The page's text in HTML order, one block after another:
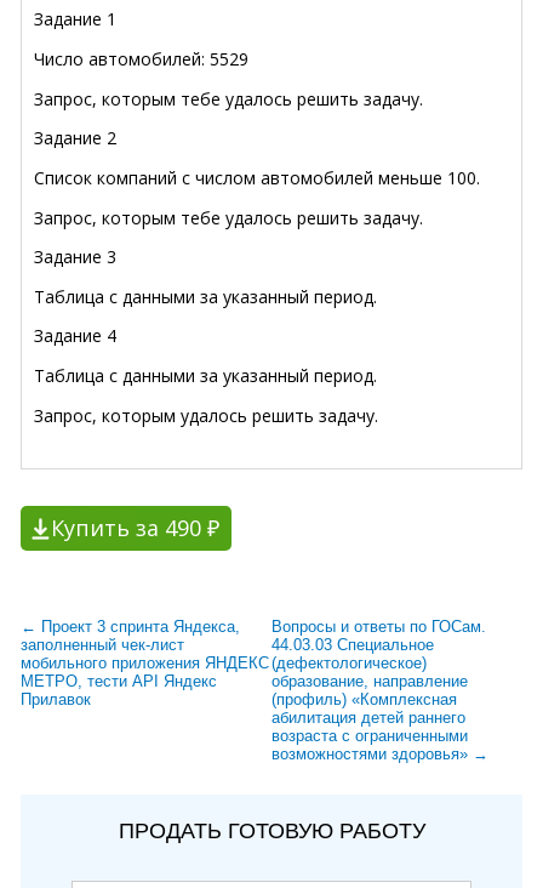
Задание 1
Число автомобилей: 5529
Запрос, которым тебе удалось решить задачу.
Задание 2
Список компаний с числом автомобилей меньше 100.
Запрос, которым тебе удалось решить задачу.
Задание 3
Таблица с данными за указанный период.
Задание 4
Таблица с данными за указанный период.
Запрос, которым удалось решить задачу.
Купить за 490 ₽
← Проект 3 спринта Яндекса,
заполненный чек-лист
мобильного приложения ЯНДЕКС
МЕТРО, тести API Яндекс
Прилавок
Вопросы и ответы по ГОСам.
44.03.03 Специальное
(дефектологическое)
образование, направление
(профиль) «Комплексная
абилитация детей раннего
возраста с ограниченными
возможностями здоровья» →
ПРОДАТЬ ГОТОВУЮ РАБОТУ